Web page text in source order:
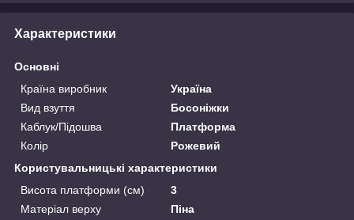
Характеристики
Основні
Країна виробник
Україна
Вид взуття
Босоніжки
Каблук/Підошва
Платформа
Колір
Рожевий
Користувальницькі характеристики
Висота платформи (см)
3
Матеріал верху
Піна